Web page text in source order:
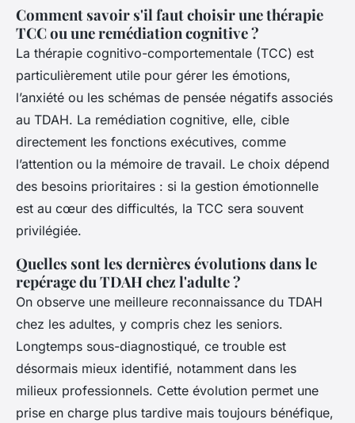
Comment savoir s'il faut choisir une thérapie
TCC ou une remédiation cognitive ?
La thérapie cognitivo-comportementale (TCC) est
particulièrement utile pour gérer les émotions,
l’anxiété ou les schémas de pensée négatifs associés
au TDAH. La remédiation cognitive, elle, cible
directement les fonctions exécutives, comme
l’attention ou la mémoire de travail. Le choix dépend
des besoins prioritaires : si la gestion émotionnelle
est au cœur des difficultés, la TCC sera souvent
privilégiée.
Quelles sont les dernières évolutions dans le
repérage du TDAH chez l'adulte ?
On observe une meilleure reconnaissance du TDAH
chez les adultes, y compris chez les seniors.
Longtemps sous-diagnostiqué, ce trouble est
désormais mieux identifié, notamment dans les
milieux professionnels. Cette évolution permet une
prise en charge plus tardive mais toujours bénéfique,